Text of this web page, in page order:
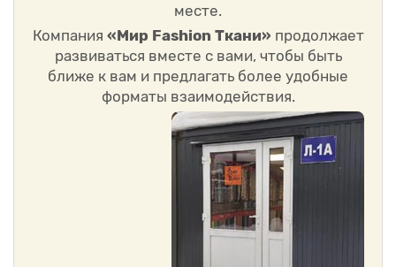
месте.
Компания «Мир Fashion Ткани» продолжает
развиваться вместе с вами, чтобы быть
ближе к вам и предлагать более удобные
форматы взаимодействия.